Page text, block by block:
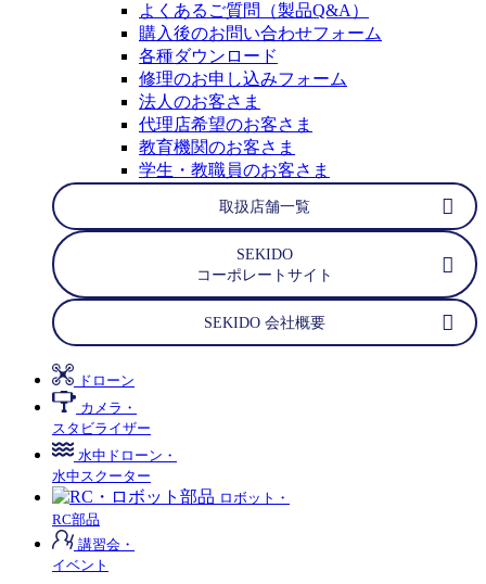
よくあるご質問（製品Q&A）
購入後のお問い合わせフォーム
各種ダウンロード
修理のお申し込みフォーム
法人のお客さま
代理店希望のお客さま
教育機関のお客さま
学生・教職員のお客さま
取扱店舗一覧
SEKIDO
コーポレートサイト
SEKIDO 会社概要
ドローン
カメラ・
スタビライザー
水中ドローン・
水中スクーター
ロボット・
RC部品
講習会・
イベント